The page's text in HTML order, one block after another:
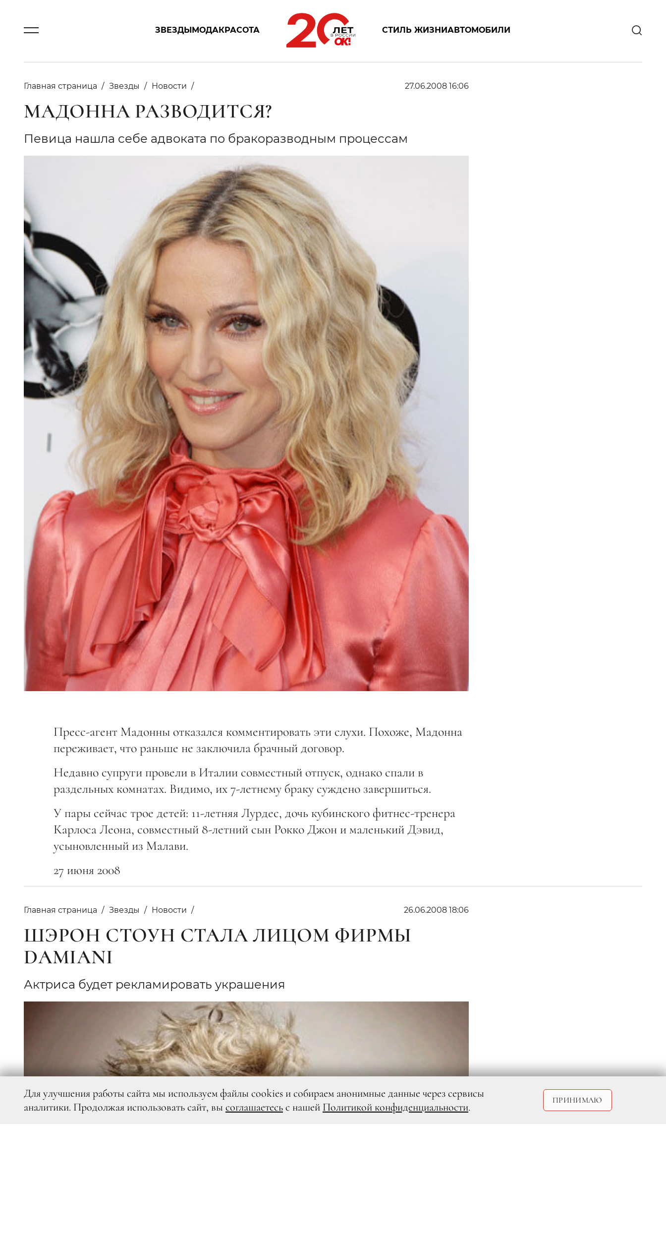
ЗВЕЗДЫМОДАКРАСОТА СТИЛЬ ЖИЗНИАВТОМОБИЛИ
Главная страница Звезды Новости 27.06.2008 16:06
МАДОННА РАЗВОДИТСЯ?
Певица нашла себе адвоката по бракоразводным процессам
Пресс-агент Мадонны отказался комментировать эти слухи. Похоже, Мадонна
переживает, что раньше не заключила брачный договор.
Недавно супруги провели в Италии совместный отпуск, однако спали в
раздельных комнатах. Видимо, их 7-летнему браку суждено завершиться.
У пары сейчас трое детей: 11-летняя Лурдес, дочь кубинского фитнес-тренера
Карлоса Леона, совместный 8-летний сын Рокко Джон и маленький Дэвид,
усыновленный из Малави.
27 июня 2008
Главная страница Звезды Новости 26.06.2008 18:06
ШЭРОН СТОУН СТАЛА ЛИЦОМ ФИРМЫ
DAMIANI
Актриса будет рекламировать украшения
Для улучшения работы сайта мы используем файлы cookies и собираем анонимные данные через сервисы
аналитики. Продолжая использовать сайт, вы соглашаетесьс нашей Политикой конфиденциальности.
ПРИНИМАЮ